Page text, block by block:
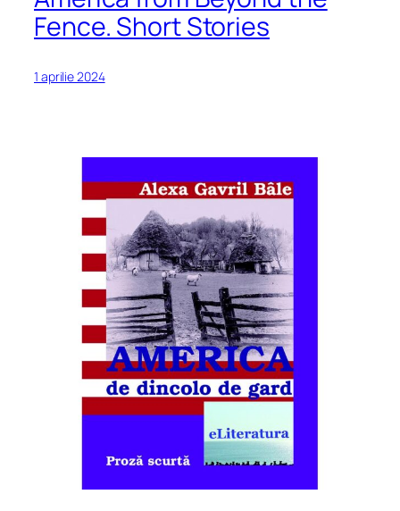
Fence. Short Stories
1 aprilie 2024